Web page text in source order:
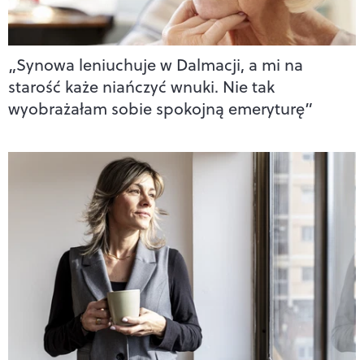
„Synowa leniuchuje w Dalmacji, a mi na
starość każe niańczyć wnuki. Nie tak
wyobrażałam sobie spokojną emeryturę”